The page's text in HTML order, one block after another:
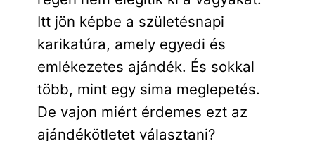
Itt jön képbe a születésnapi
karikatúra, amely egyedi és
emlékezetes ajándék. És sokkal
több, mint egy sima meglepetés.
De vajon miért érdemes ezt az
ajándékötletet választani?